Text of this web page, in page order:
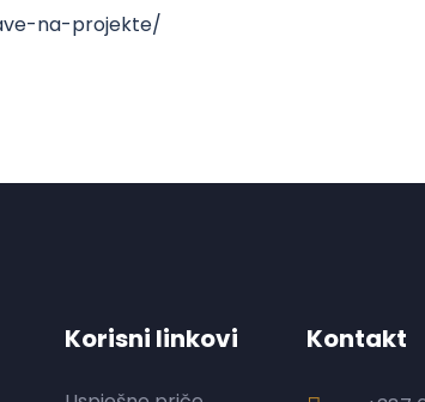
na-projekte/
Korisni linkovi Kontakt